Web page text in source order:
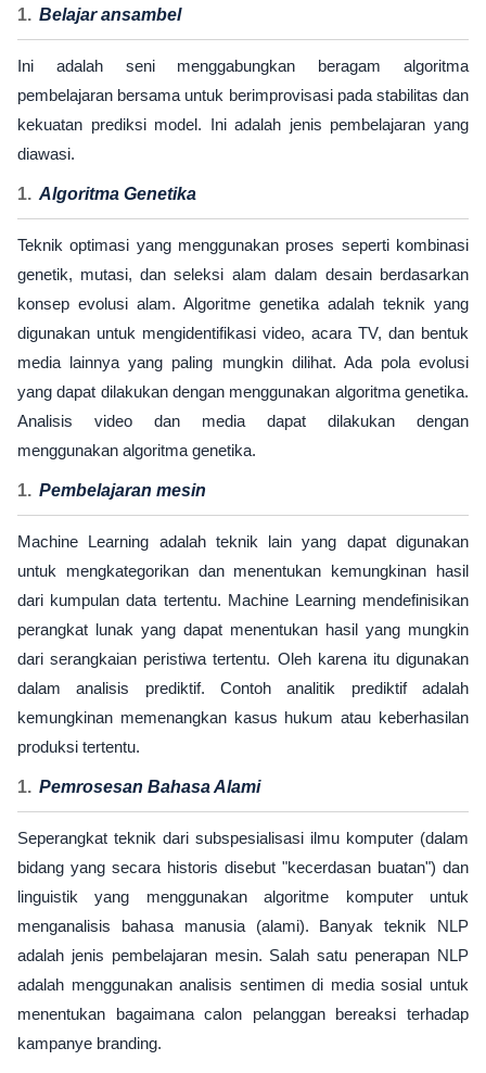
Belajar ansambel
Ini adalah seni menggabungkan beragam algoritma
pembelajaran bersama untuk berimprovisasi pada stabilitas dan
kekuatan prediksi model. Ini adalah jenis pembelajaran yang
diawasi.
Algoritma Genetika
Teknik optimasi yang menggunakan proses seperti kombinasi
genetik, mutasi, dan seleksi alam dalam desain berdasarkan
konsep evolusi alam. Algoritme genetika adalah teknik yang
digunakan untuk mengidentifikasi video, acara TV, dan bentuk
media lainnya yang paling mungkin dilihat. Ada pola evolusi
yang dapat dilakukan dengan menggunakan algoritma genetika.
Analisis video dan media dapat dilakukan dengan
menggunakan algoritma genetika.
Pembelajaran mesin
Machine Learning adalah teknik lain yang dapat digunakan
untuk mengkategorikan dan menentukan kemungkinan hasil
dari kumpulan data tertentu. Machine Learning mendefinisikan
perangkat lunak yang dapat menentukan hasil yang mungkin
dari serangkaian peristiwa tertentu. Oleh karena itu digunakan
dalam analisis prediktif. Contoh analitik prediktif adalah
kemungkinan memenangkan kasus hukum atau keberhasilan
produksi tertentu.
Pemrosesan Bahasa Alami
Seperangkat teknik dari subspesialisasi ilmu komputer (dalam
bidang yang secara historis disebut "kecerdasan buatan") dan
linguistik yang menggunakan algoritme komputer untuk
menganalisis bahasa manusia (alami). Banyak teknik NLP
adalah jenis pembelajaran mesin. Salah satu penerapan NLP
adalah menggunakan analisis sentimen di media sosial untuk
menentukan bagaimana calon pelanggan bereaksi terhadap
kampanye branding.